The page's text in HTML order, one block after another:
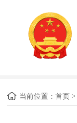
当前位置： 首页 >